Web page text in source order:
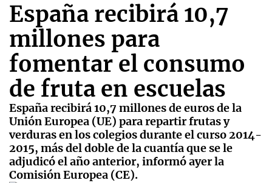
España recibirá 10,7
millones para
fomentar el consumo
de fruta en escuelas
España recibirá 10,7 millones de euros de la
Unión Europea (UE) para repartir frutas y
verduras en los colegios durante el curso 2014-
2015, más del doble de la cuantía que se le
adjudicó el año anterior, informó ayer la
Comisión Europea (CE).